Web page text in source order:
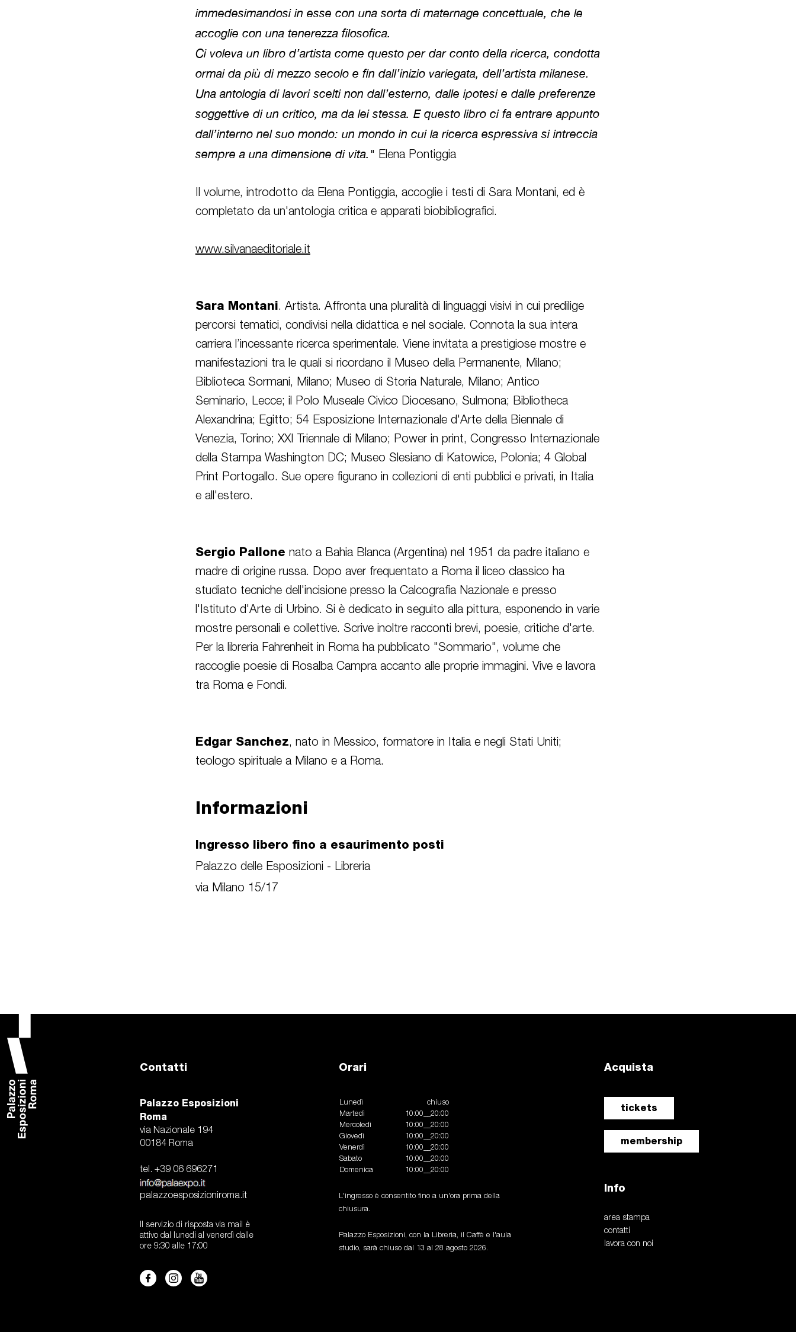
immedesimandosi in esse con una sorta di maternage concettuale, che le
accoglie con una tenerezza filosofica.
Ci voleva un libro d’artista come questo per dar conto della ricerca, condotta
ormai da più di mezzo secolo e fin dall’inizio variegata, dell’artista milanese.
Una antologia di lavori scelti non dall’esterno, dalle ipotesi e dalle preferenze
soggettive di un critico, ma da lei stessa. E questo libro ci fa entrare appunto
dall’interno nel suo mondo: un mondo in cui la ricerca espressiva si intreccia
sempre a una dimensione di vita."
Elena Pontiggia
Il volume, introdotto da Elena Pontiggia, accoglie i testi di Sara Montani, ed è
completato da un'antologia critica e apparati biobibliografici.
www.silvanaeditoriale.it
Sara Montani. Artista. Affronta una pluralità di linguaggi visivi in cui predilige
percorsi tematici, condivisi nella didattica e nel sociale. Connota la sua intera
carriera l’incessante ricerca sperimentale. Viene invitata a prestigiose mostre e
manifestazioni tra le quali si ricordano il Museo della Permanente, Milano;
Biblioteca Sormani, Milano; Museo di Storia Naturale, Milano; Antico
Seminario, Lecce; il Polo Museale Civico Diocesano, Sulmona; Bibliotheca
Alexandrina; Egitto; 54 Esposizione Internazionale d'Arte della Biennale di
Venezia, Torino; XXI Triennale di Milano; Power in print, Congresso Internazionale
della Stampa Washington DC; Museo Slesiano di Katowice, Polonia; 4 Global
Print Portogallo. Sue opere figurano in collezioni di enti pubblici e privati, in Italia
e all'estero.
Sergio Pallone nato a Bahia Blanca (Argentina) nel 1951 da padre italiano e
madre di origine russa. Dopo aver frequentato a Roma il liceo classico ha
studiato tecniche dell'incisione presso la Calcografia Nazionale e presso
l'Istituto d'Arte di Urbino. Si è dedicato in seguito alla pittura, esponendo in varie
mostre personali e collettive. Scrive inoltre racconti brevi, poesie, critiche d'arte.
Per la libreria Fahrenheit in Roma ha pubblicato "Sommario", volume che
raccoglie poesie di Rosalba Campra accanto alle proprie immagini. Vive e lavora
tra Roma e Fondi.
Edgar Sanchez, nato in Messico, formatore in Italia e negli Stati Uniti;
teologo spirituale a Milano e a Roma.
Informazioni
Ingresso libero fino a esaurimento posti
Palazzo delle Esposizioni - Libreria
via Milano 15/17
Contatti
Palazzo Esposizioni
Roma
via Nazionale 194
00184 Roma
tel. +39 06 696271
palazzoesposizioniroma.it
Il servizio di risposta via mail è
attivo dal lunedi al venerdì dalle
ore 9:30 alle 17:00
Orari
Lunedì
chiuso
Martedì
10:00__20:00
Mercoledì
10:00__20:00
Giovedì
10:00__20:00
Venerdì
10:00__20:00
Sabato
10:00__20:00
Domenica
10:00__20:00
L'ingresso è consentito fino a un'ora prima della
chiusura.
Palazzo Esposizioni, con la Libreria, il Caffè e l'aula
studio, sarà chiuso dal 13 al 28 agosto 2026.
Acquista
tickets
membership
Info
area stampa
contatti
lavora con noi